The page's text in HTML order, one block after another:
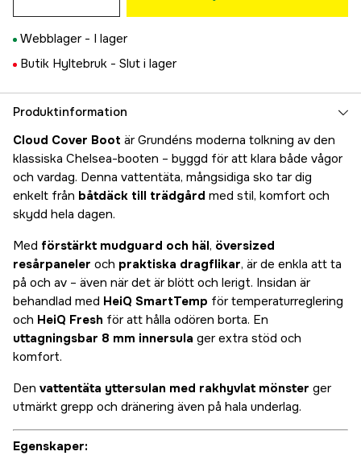
Webblager - I lager
Butik Hyltebruk - Slut i lager
Produktinformation
Cloud Cover Boot är Grundéns moderna tolkning av den
klassiska Chelsea-booten – byggd för att klara både vågor
och vardag. Denna vattentäta, mångsidiga sko tar dig
enkelt från båtdäck till trädgård med stil, komfort och
skydd hela dagen.
Med förstärkt mudguard och häl, översized
resårpaneler och praktiska dragflikar, är de enkla att ta
på och av – även när det är blött och lerigt. Insidan är
behandlad med HeiQ SmartTemp för temperaturreglering
och HeiQ Fresh för att hålla odören borta. En
uttagningsbar 8 mm innersula ger extra stöd och
komfort.
Den vattentäta yttersulan med rakhyvlat mönster ger
utmärkt grepp och dränering även på hala underlag.
Egenskaper: